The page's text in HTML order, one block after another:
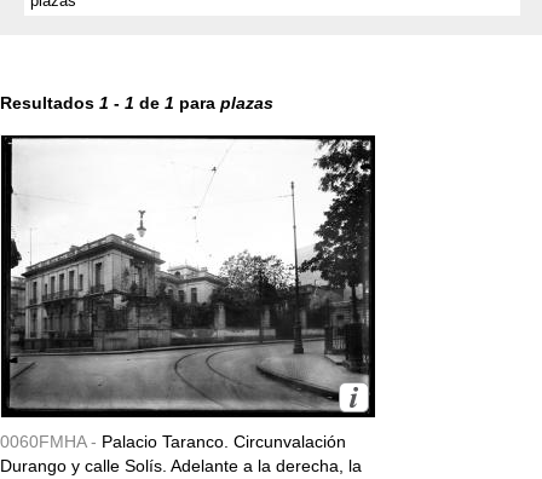
Resultados 1 - 1 de 1 para plazas
0060FMHA - Palacio Taranco. Circunvalación
Durango y calle Solís. Adelante a la derecha, la